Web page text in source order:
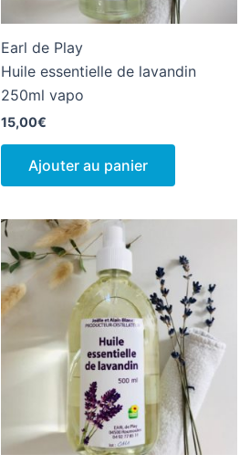
Earl de Play
Huile essentielle de lavandin
250ml vapo
15,00€
Ajouter au panier